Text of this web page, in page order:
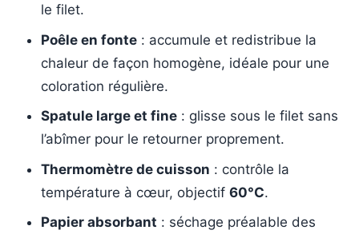
le filet.
Poêle en fonte : accumule et redistribue la
chaleur de façon homogène, idéale pour une
coloration régulière.
Spatule large et fine : glisse sous le filet sans
l’abîmer pour le retourner proprement.
Thermomètre de cuisson : contrôle la
température à cœur, objectif 60°C.
Papier absorbant : séchage préalable des